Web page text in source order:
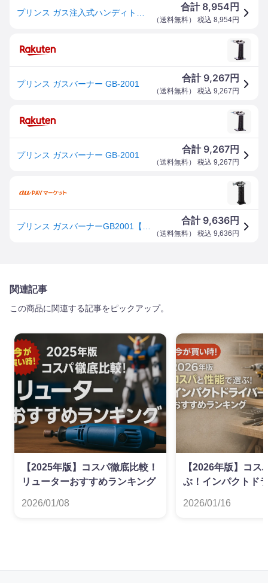
合計 8,954 円
（送料無料） 税込 8,954円
プリンス ガスバーナー GB-2001
合計 9,267円
（送料無料） 税込 9,267 円
プリンス ガスバーナー GB-2001
合計 9,267円
（送料無料） 税込 9,267 円
合計 9,636円
（送料無料） 税込 9,636 円
関連記事
この商品に関連する記事をピックアップ。
【2025年版】コスパ徹底比較！
リューターおすすめランキング
2026/01/08
【2026年版】コス
ぶ！インパクトド
2026/01/16